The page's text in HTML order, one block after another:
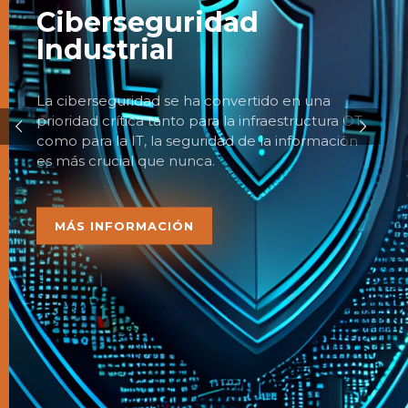
Ciberseguridad
Industrial
La ciberseguridad se ha convertido en una
prioridad crítica tanto para la infraestructura OT
como para la IT, la seguridad de la información
es más crucial que nunca.
MÁS INFORMACIÓN